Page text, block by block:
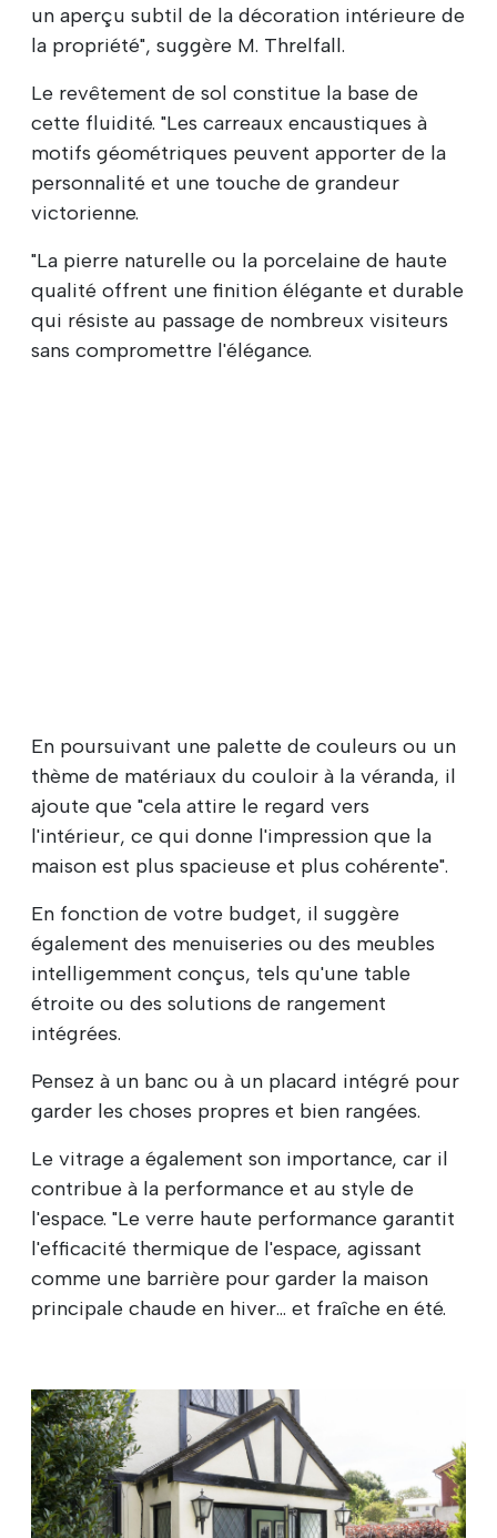
un aperçu subtil de la décoration intérieure de
la propriété", suggère M. Threlfall.
Le revêtement de sol constitue la base de
cette fluidité. "Les carreaux encaustiques à
motifs géométriques peuvent apporter de la
personnalité et une touche de grandeur
victorienne.
"La pierre naturelle ou la porcelaine de haute
qualité offrent une finition élégante et durable
qui résiste au passage de nombreux visiteurs
sans compromettre l'élégance.
En poursuivant une palette de couleurs ou un
thème de matériaux du couloir à la véranda, il
ajoute que "cela attire le regard vers
l'intérieur, ce qui donne l'impression que la
maison est plus spacieuse et plus cohérente".
En fonction de votre budget, il suggère
également des menuiseries ou des meubles
intelligemment conçus, tels qu'une table
étroite ou des solutions de rangement
intégrées.
Pensez à un banc ou à un placard intégré pour
garder les choses propres et bien rangées.
Le vitrage a également son importance, car il
contribue à la performance et au style de
l'espace. "Le verre haute performance garantit
l'efficacité thermique de l'espace, agissant
comme une barrière pour garder la maison
principale chaude en hiver... et fraîche en été.